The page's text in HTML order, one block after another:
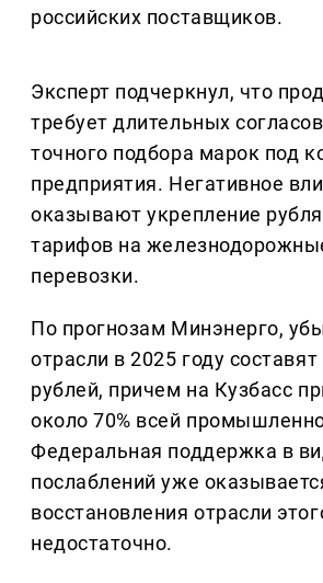
российских поставщиков.
Эксперт подчеркнул, что
требует длительных
точного подбора марок под
предприятия. Негативное
оказывают укрепление
тарифов на
перевозки.
По прогнозам Минэнерго,
отрасли в 2025 году
рублей, причем на Кузбасс
около 70% всей
Федеральная поддержка в
послаблений уже
восстановления отрасли
недостаточно.